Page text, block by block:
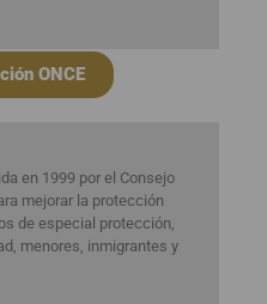
ONCE
en 1999 por el Consejo
mejorar la protección
de especial protección,
menores, inmigrantes y